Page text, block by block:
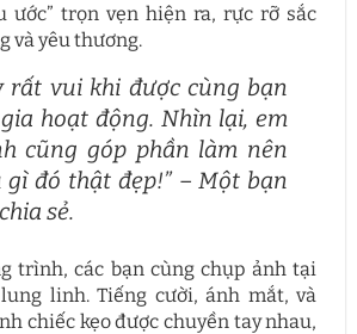
ước” trọn vẹn hiện ra, rực rỡ sắc
và yêu thương.
rất vui khi được cùng bạn
hoạt động. Nhìn lại, em
cũng góp phần làm nên
gì đó thật đẹp!” – Một bạn
sẻ.
trình, các bạn cùng chụp ảnh tại
linh. Tiếng cười, ánh mắt, và
chiếc kẹo được chuyền tay nhau,